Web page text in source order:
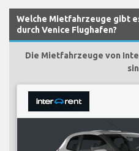
Welche Mietfahrzeuge gibt
durch Venice Flughafen?
Die Mietfahrzeuge von